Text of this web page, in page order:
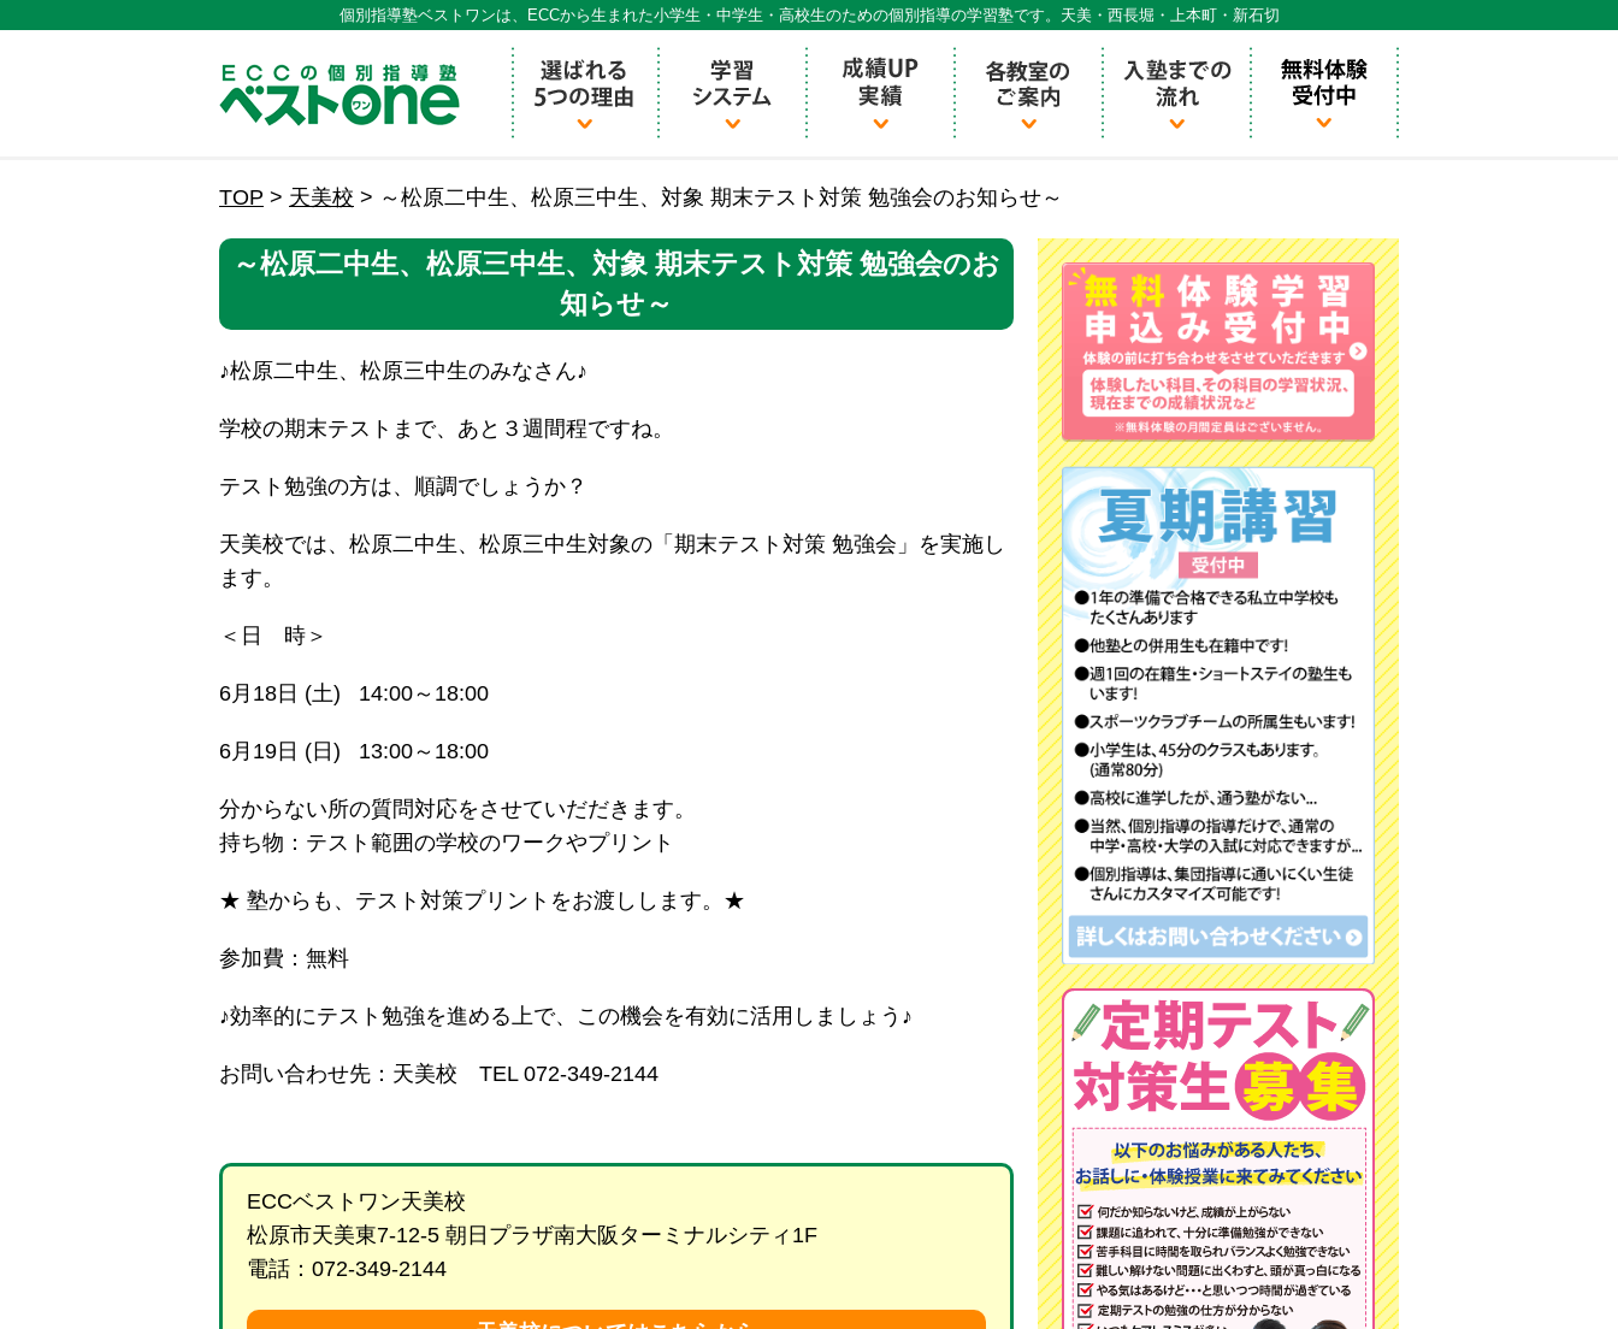
個別指導塾ベストワンは、ECCから生まれた小学生・中学生・高校生のための個別指導の学習塾です。天美・西長堀・上本町・新石切
ECCの個別指導ECCベストワン
TOP > 天美校 > ～松原二中生、松原三中生、対象 期末テスト対策 勉強会のお知らせ～
～松原二中生、松原三中生、対象 期末テスト対策 勉強会のお
知らせ～
♪松原二中生、松原三中生のみなさん♪
学校の期末テストまで、あと３週間程ですね。
テスト勉強の方は、順調でしょうか？
天美校では、松原二中生、松原三中生対象の「期末テスト対策 勉強会」を実施し
ます。
＜日 時＞
6月18日 (土) 14:00～18:00
6月19日 (日) 13:00～18:00
分からない所の質問対応をさせていだだきます。
持ち物：テスト範囲の学校のワークやプリント
★ 塾からも、テスト対策プリントをお渡しします。★
参加費：無料
♪効率的にテスト勉強を進める上で、この機会を有効に活用しましょう♪
お問い合わせ先：天美校 TEL 072-349-2144
ECCベストワン天美校
松原市天美東7-12-5 朝日プラザ南大阪ターミナルシティ1F
電話：072-349-2144